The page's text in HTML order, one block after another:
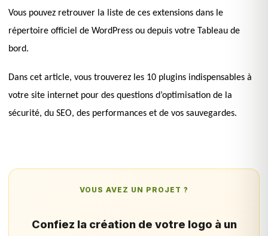
Vous pouvez retrouver la liste de ces extensions dans le
répertoire officiel de WordPress ou depuis votre Tableau de
bord.
Dans cet article, vous trouverez les 10 plugins indispensables à
votre site internet pour des questions d’optimisation de la
sécurité, du SEO, des performances et de vos sauvegardes.
VOUS AVEZ UN PROJET ?
Confiez la création de votre logo à un